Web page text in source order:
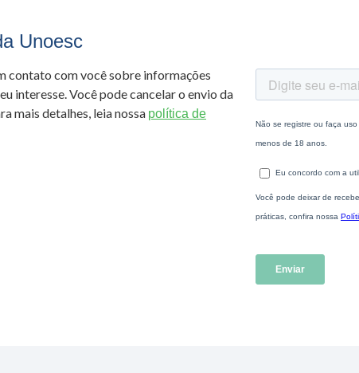
Unoesc
contato com você sobre informações
interesse. Você pode cancelar o envio da
mais detalhes, leia nossa política de